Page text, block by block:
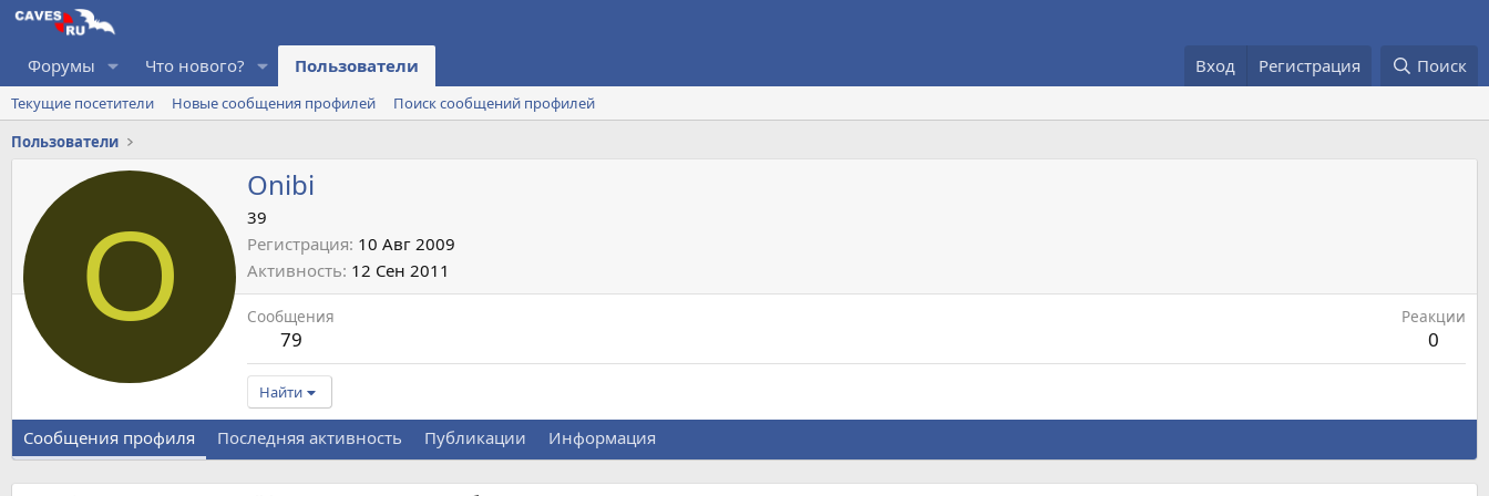
Форумы Что нового? Пользователи Вход Регистрация Поиск
Текущие посетители Новые сообщения профилей
Поиск сообщений профилей
Пользователи
O
Onibi
39
Регистрация 10 Авг 2009
Активность 12 Сен 2011
Сообщения
79
Реакции
0
Найти
Сообщения профиля Последняя активность Публикации Информация